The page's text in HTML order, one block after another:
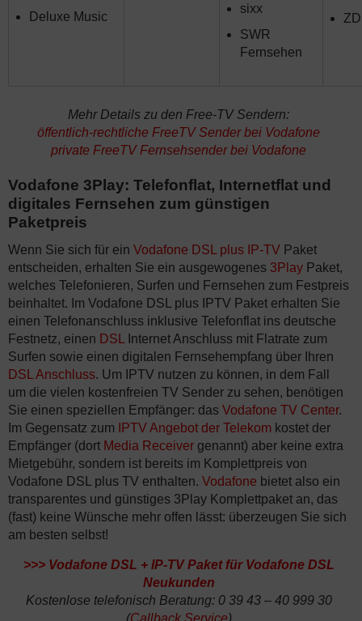
Deluxe Music
sixx
SWR
Fernsehen
Mehr Details zu den Free-TV Sendern:
öffentlich-rechtliche FreeTV Sender bei Vodafone
private FreeTV Fernsehsender bei Vodafone
Vodafone 3Play: Telefonflat, Internetflat und
digitales Fernsehen zum günstigen
Paketpreis
Wenn Sie sich für ein Vodafone DSL plus IP-TV Paket
entscheiden, erhalten Sie ein ausgewogenes 3Play Paket,
welches Telefonieren, Surfen und Fernsehen zum Festpreis
beinhaltet. Im Vodafone DSL plus IPTV Paket erhalten Sie
einen Telefonanschluss inklusive Telefonflat ins deutsche
Festnetz, einen DSL
Internet Anschluss mit Flatrate zum
Surfen sowie einen digitalen Fernsehempfang über Ihren
DSL Anschluss. Um IPTV nutzen zu können, in dem Fall
um die vielen kostenfreien TV Sender zu sehen, benötigen
Sie einen speziellen Empfänger: das Vodafone TV Center.
Im Gegensatz zum
IPTV Angebot der Telekom kostet der
Empfänger (dort Media Receiver genannt) aber keine extra
Mietgebühr, sondern ist bereits im Komplettpreis von
Vodafone DSL plus TV enthalten. Vodafone bietet also ein
transparentes und günstiges 3Play Komplettpaket an, das
(fast) keine Wünsche mehr offen lässt: überzeugen Sie sich
am besten selbst!
>>> Vodafone DSL + IP-TV Paket für Vodafone DSL
Neukunden
Kostenlose telefonisch Beratung: 0 39 43 – 40 999 30
(Callback Service)